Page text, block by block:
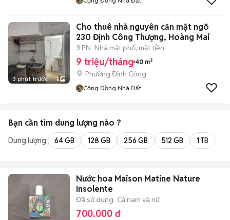
3 phút trước 5
Cho thuê nhà nguyên căn mặt ngõ
230 Định Công Thượng, Hoàng Mai
3 PN Nhà mặt phố, mặt tiền
9 triệu/tháng 40 m²
Phường Định Công
Cộng Đồng Nhà Đất
Bạn cần tìm dung lượng nào ?
Dung lượng: 64 GB 128 GB 256 GB 512 GB 1 TB
Nước hoa Maison Matine Nature
Insolente
Đã sử dụng Cả nam và nữ
700.000 đ